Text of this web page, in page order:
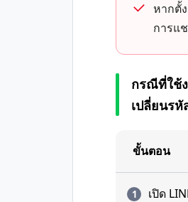
หากตั้
การแ
กรณีที่ใช้
เปลี่ยนร
ขั้นตอน
เปิด